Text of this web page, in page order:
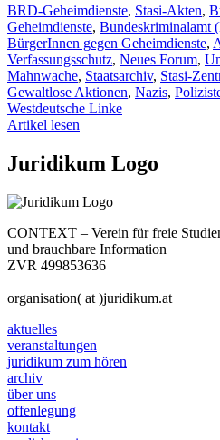
BRD-Geheimdienste, Stasi-Akten,
Geheimdienste, Bundeskriminalamt
BürgerInnen gegen Geheimdienste,
Verfassungsschutz, Neues Forum,
Mahnwache, Staatsarchiv, Stasi-
Gewaltlose Aktionen, Nazis,
Westdeutsche Linke
Artikel lesen
Juridikum Logo
CONTEXT – Verein für freie
und brauchbare Information
ZVR 499853636
organisation( at )juridikum.at
aktuelles
veranstaltungen
juridikum zum hören
archiv
über uns
offenlegung
kontakt